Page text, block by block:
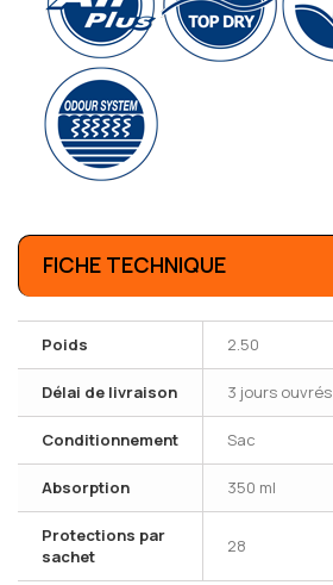
FICHE TECHNIQUE
Poids 2.50
Délai de livraison 3 jours ouvrés
Conditionnement Sac
Absorption 350 ml
Protections par
sachet
28